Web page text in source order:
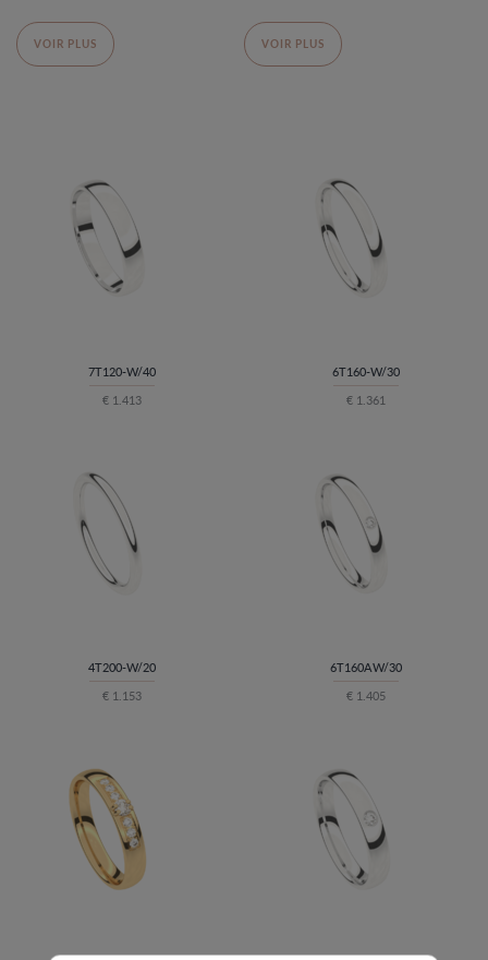
VOIR PLUS VOIR PLUS
7T120-W/40
€ 1.413
6T160-W/30
€ 1.361
4T200-W/20
€ 1.153
6T160AW/30
€ 1.405